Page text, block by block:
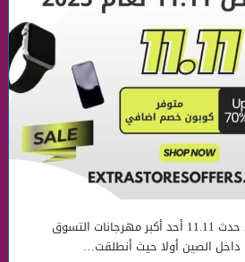
ماهي عروض 11.11 ؟ يُعد حدث 11.11 أحد أكبر مهرجانات التسوق
داخل الصين أولا حيث أنطلقت…